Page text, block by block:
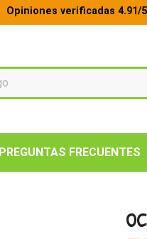
Opiniones verificadas 4.91/5
PREGUNTAS FRECUENTES